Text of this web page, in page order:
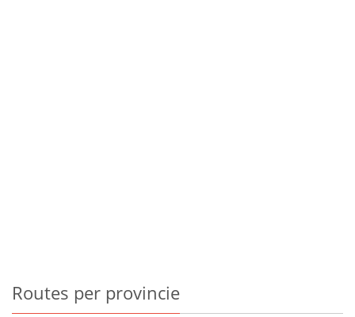
Routes per provincie